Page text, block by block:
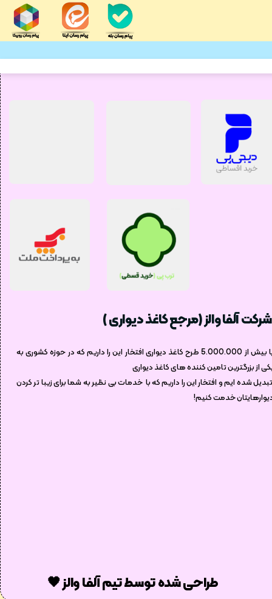
شرکت آلفا والز (مرجع کاغذ دیواری )
با بیش از 5.000.000 طرح کاغذ دیواری افتخار این را داریم که در حوزه کشوری به
از بزرگترین تامین کننده های کاغذ دیواری
شده ایم و افتخار این را داریم که با خدمات بی نظیر به شما برای زیبا تر کردن
خدمت کنیم!
طراحی شده توسط تیم آلفا والز 🖤